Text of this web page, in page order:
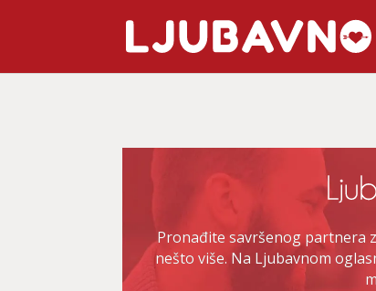
Pronađite savršenog partnera
nešto više. Na Ljubavnom